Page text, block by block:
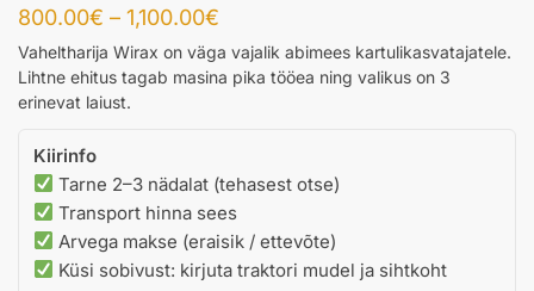
800.00€ – 1,100.00€
range:
800.00€
Vaheltharija Wirax on väga vajalik abimees kartulikasvatajatele.
Lihtne ehitus tagab masina pika tööea ning valikus on 3
erinevat laiust.
Kiirinfo
Tarne 2–3 nädalat (tehasest otse)
Transport hinna sees
Arvega makse (eraisik / ettevõte)
Küsi sobivust: kirjuta traktori mudel ja sihtkoht